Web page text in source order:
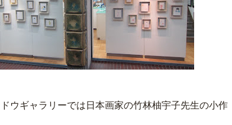
ウギャラリーでは日本画家の竹林柚宇子先生の小作